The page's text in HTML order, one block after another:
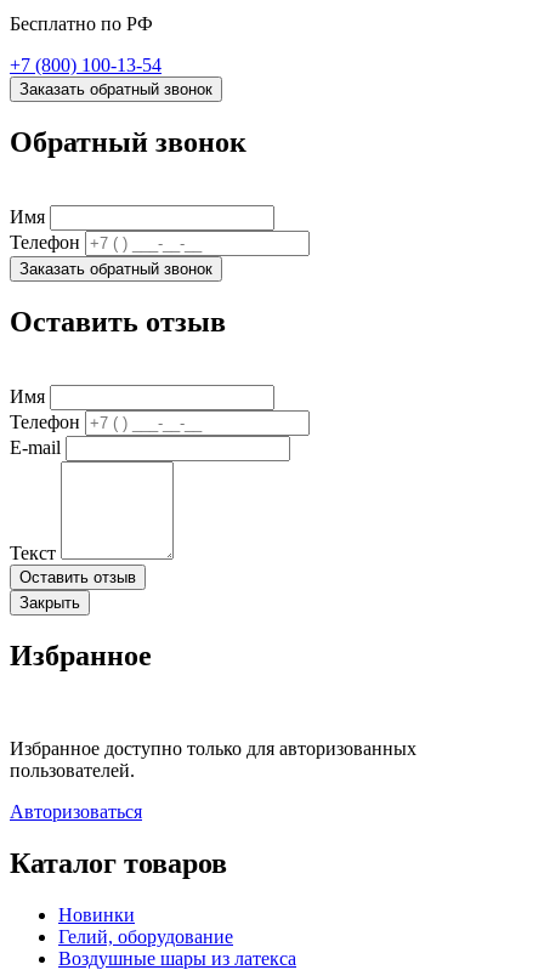
Бесплатно по РФ
+7 (800) 100-13-54
Заказать обратный звонок
Обратный звонок
Имя
Телефон
Заказать обратный звонок
Оставить отзыв
Имя
Телефон
E-mail
Текст
Оставить отзыв
Закрыть
Избранное
Избранное доступно только для авторизованных
пользователей.
Авторизоваться
Каталог товаров
Новинки
Гелий, оборудование
Воздушные шары из латекса